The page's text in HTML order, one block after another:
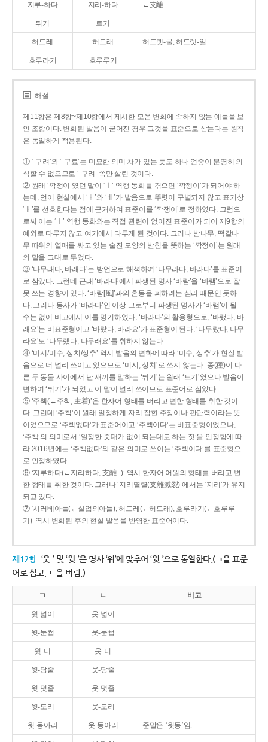
지루-하다 지리-하다 ←支離.
튀기 트기
허드레 허드래 허드렛-물, 허드렛-일.
호루라기 호루루기
해설
제11항은 제8항~제10항에서 제시한 모음 변화에 속하지 않는 예들을 보
인 조항이다. 변화된 발음이 굳어진 경우 그것을 표준으로 삼는다는 원칙
은 동일하게 적용된다.
① ‘-구려’와 ‘-구료’는 미묘한 의미 차가 있는 듯도 하나 언중이 분명히 의
식할 수 없으므로 ‘-구려’ 쪽만 살린 것이다.
② 원래 ‘깍정이’였던 말이 ‘ㅣ’ 역행 동화를 겪으면 ‘깍젱이’가 되어야 하
는데, 언어 현실에서 ‘ㅐ’와 ‘ㅔ’가 발음으로 뚜렷이 구별되지 않고 표기상
‘ㅐ’를 선호한다는 점에 근거하여 표준어를 ‘깍쟁이’로 정하였다. 그럼으
로써 이는 ‘ㅣ’ 역행 동화와는 직접 관련이 없어진 표준어가 되어 제9항의
예외로 다루지 않고 여기에서 다루게 된 것이다. 그러나 밤나무, 떡갈나
무 따위의 열매를 싸고 있는 술잔 모양의 받침을 뜻하는 ‘깍정이’는 원래
의 말을 그대로 두었다.
③ ‘나무래다, 바래다’는 방언으로 해석하여 ‘나무라다, 바라다’를 표준어
로 삼았다. 그런데 근래 ‘바라다’에서 파생된 명사 ‘바람’을 ‘바램’으로 잘
못 쓰는 경향이 있다. ‘바람[風]’과의 혼동을 피하려는 심리 때문인 듯하
다. 그러나 동사가 ‘바라다’인 이상 그로부터 파생된 명사가 ‘바램’이 될
수는 없어 비고에서 이를 명기하였다. ‘바라다’의 활용형으로, ‘바랬다, 바
래요’는 비표준형이고 ‘바랐다, 바라요’가 표준형이 된다. ‘나무랐다, 나무
라요’도 ‘나무랬다, 나무래요’를 취하지 않는다.
④ ‘미시/미수, 상치/상추’ 역시 발음의 변화에 따라 ‘미수, 상추’가 현실 발
음으로 더 널리 쓰이고 있으므로 ‘미시, 상치’로 쓰지 않는다. 종(種)이 다
른 두 동물 사이에서 난 새끼를 말하는 ‘튀기’는 원래 ‘트기’였으나 발음이
변하여 ‘튀기’가 되었고 이 말이 널리 쓰이므로 표준어로 삼았다.
⑤ ‘주책(←주착, 主着)’은 한자어 형태를 버리고 변한 형태를 취한 것이
다. 그런데 ‘주착’이 원래 일정하게 자리 잡힌 주장이나 판단력이라는 뜻
이었으므로 ‘주책없다’가 표준어이고 ‘주책이다’는 비표준형이었으나,
‘주책’의 의미로서 ‘일정한 줏대가 없이 되는대로 하는 짓’을 인정함에 따
라 2016년에는 ‘주책없다’와 같은 의미로 쓰이는 ‘주책이다’를 표준형으
로 인정하였다.
⑥ ‘지루하다(←지리하다, 支離--)’ 역시 한자어 어원의 형태를 버리고 변
한 형태를 취한 것이다. 그러나 ‘지리멸렬(支離滅裂)’에서는 ‘지리’가 유지
되고 있다.
⑦ ‘시러베아들(←실업의아들), 허드레(←허드래), 호루라기(←호루루
기)’ 역시 변화된 후의 현실 발음을 반영한 표준어이다.
제12항 ‘웃-’ 및 ‘윗-’은 명사 ‘위’에 맞추어 ‘윗-’으로 통일한다.(ㄱ을 표준
어로 삼고, ㄴ을 버림.)
ㄱ ㄴ 비고
윗-넓이 웃-넓이
윗-눈썹 웃-눈썹
윗-니 웃-니
윗-당줄 웃-당줄
윗-덧줄 웃-덧줄
윗-도리 웃-도리
윗-동아리 웃-동아리 준말은 ‘윗동’임.